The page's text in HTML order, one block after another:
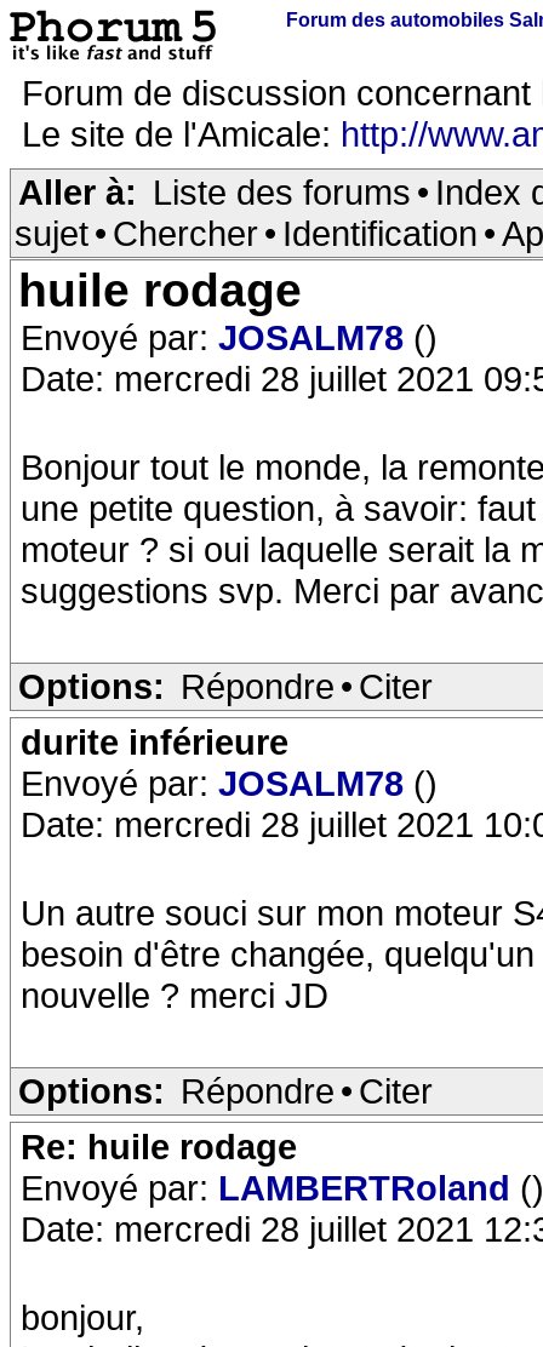
Forum des automobiles
Forum de discussion
Le site de l'Amicale: http://
Aller à: Liste des forums • Index
sujet• Chercher• Identification •
huile rodage
Envoyé par: JOSALM78 ()
Date: mercredi 28 juillet 2021
Bonjour tout le monde, la
une petite question, à savoir:
moteur ? si oui laquelle serait la
suggestions svp. Merci par
Options: Répondre • Citer
durite inférieure
Envoyé par: JOSALM78 ()
Date: mercredi 28 juillet 2021
Un autre souci sur mon moteur
besoin d'être changée,
nouvelle ? merci JD
Options: Répondre • Citer
Re: huile rodage
Envoyé par: LAMBERTRoland ()
Date: mercredi 28 juillet 2021
bonjour,